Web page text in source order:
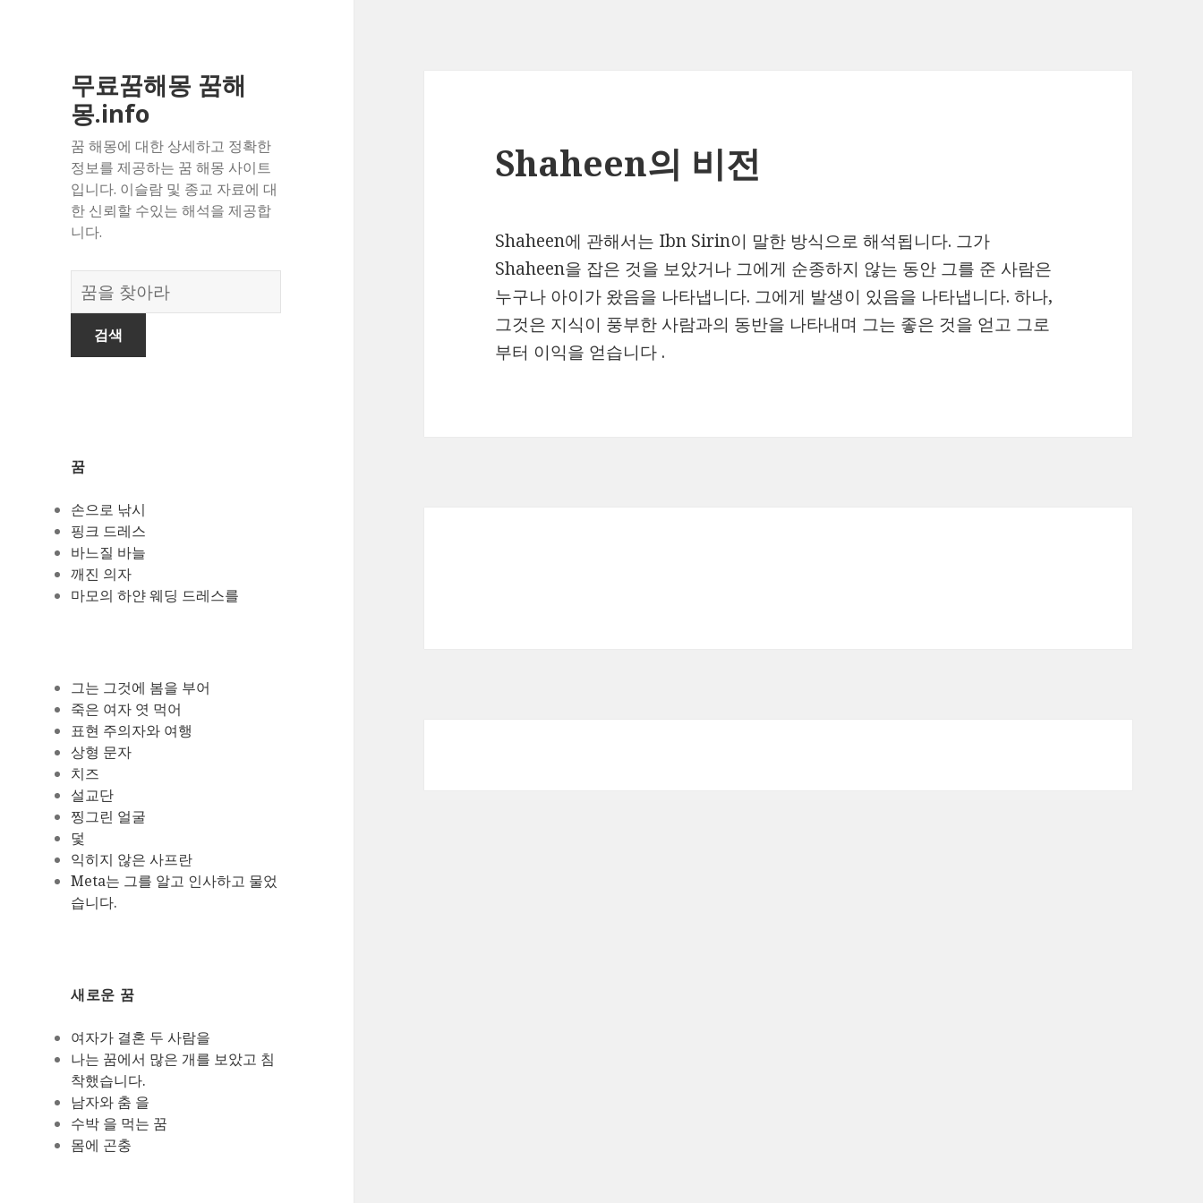
무료꿈해몽 꿈해
몽.info
꿈 해몽에 대한 상세하고 정확한
정보를 제공하는 꿈 해몽 사이트
입니다. 이슬람 및 종교 자료에 대
한 신뢰할 수있는 해석을 제공합
니다.
꿈
의
꿈
손으로 낚시
핑크 드레스
바느질 바늘
깨진 의자
마모의 하얀 웨딩 드레스를
그는 그것에 봄을 부어
죽은 여자 엿 먹어
표현 주의자와 여행
상형 문자
치즈
설교단
찡그린 얼굴
덫
익히지 않은 사프란
Meta는 그를 알고 인사하고 물었
습니다.
새로운 꿈
여자가 결혼 두 사람을
나는 꿈에서 많은 개를 보았고 침
착했습니다.
남자와 춤 을
수박 을 먹는 꿈
몸에 곤충
Shaheen의 비전
Shaheen에 관해서는 Ibn Sirin이 말한 방식으로 해석됩니다. 그가
Shaheen을 잡은 것을 보았거나 그에게 순종하지 않는 동안 그를 준 사람은
누구나 아이가 왔음을 나타냅니다. 그에게 발생이 있음을 나타냅니다. 하나,
그것은 지식이 풍부한 사람과의 동반을 나타내며 그는 좋은 것을 얻고 그로
부터 이익을 얻습니다 .